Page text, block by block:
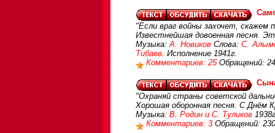
"Если враг войны захочет, скажем
Известнейшая довоенная песня.
Музыка:А. НовиковСлова:С.
Тибаев. Исполнение 1941г.
Комментариев: 25 Обращений:
"Охраняй страны советской
Хорошая оборонная песня. С Днём
Музыка: В. Родин и С. Туликов
Комментариев: 3 Обращений: